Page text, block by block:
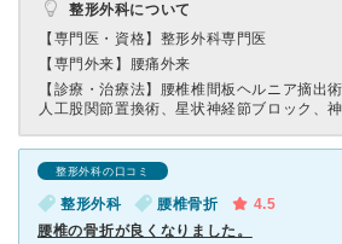
整形外科について
【専門医・資格】 整形外科専門医
【専門外来】
腰痛外来
【診療・治療法】
腰椎椎間板ヘルニア摘出
人工股関節置換術、星状神経節ブロック、
整形外科の口コミ
整形外科 腰椎骨折
4.5
腰椎の骨折が良くなりました。